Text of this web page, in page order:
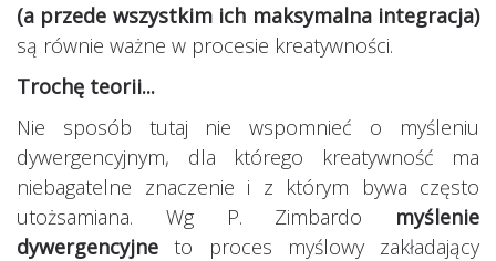
(a przede wszystkim ich maksymalna integracja)
są równie ważne w procesie kreatywności.
Trochę teorii...
Nie sposób tutaj nie wspomnieć o myśleniu
dywergencyjnym, dla którego kreatywność ma
niebagatelne znaczenie i z którym bywa często
utożsamiana. Wg P. Zimbardo myślenie
dywergencyjneto proces myślowy zakładający